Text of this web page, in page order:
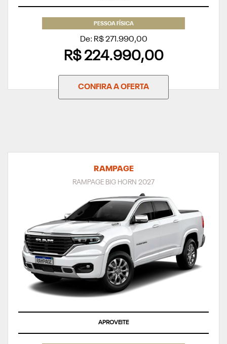
PESSOA FÍSICA
De: R$ 271.990,00
R$ 224.990,00
CONFIRA A OFERTA
RAMPAGE
RAMPAGE BIG HORN 2027
TAXA ZERO